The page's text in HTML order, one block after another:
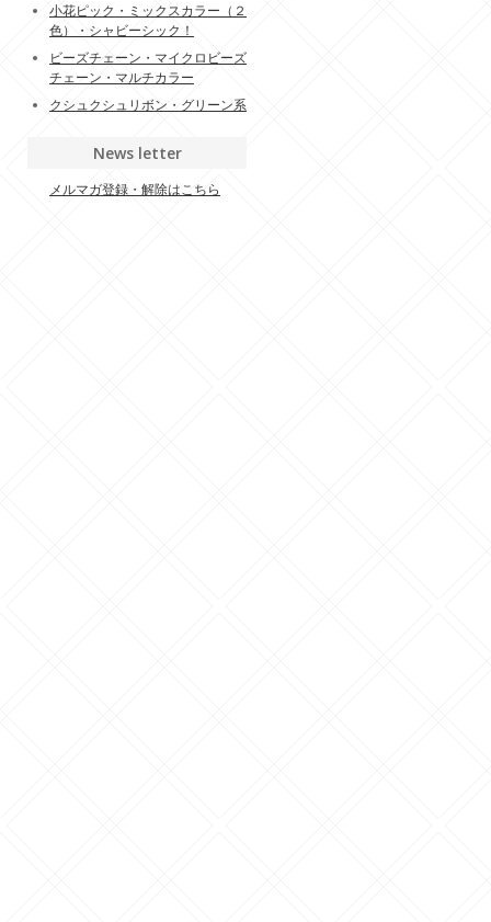
小花ピック・ミックスカラー（２
色）・シャビーシック！
ビーズチェーン・マイクロビーズ
チェーン・マルチカラー
クシュクシュリボン・グリーン系
News letter
メルマガ登録・解除はこちら